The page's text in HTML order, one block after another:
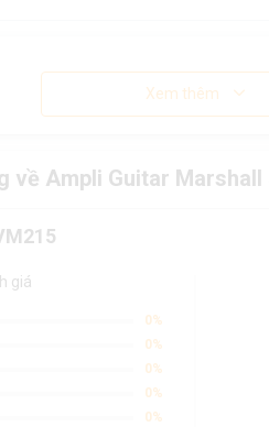
Xem thêm
về Ampli Guitar Marshall
giá
0%
0%
0%
0%
0%